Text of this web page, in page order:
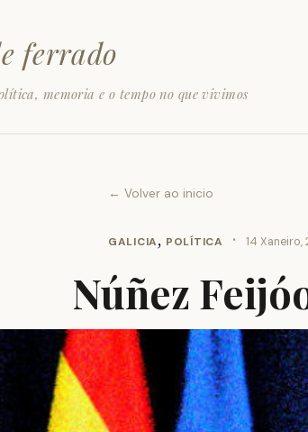
ferrado
memoria e o tempo no que vivimos
← Volver ao inicio
GALICIA, POLÍTICA · 14 Xaneiro,
Núñez